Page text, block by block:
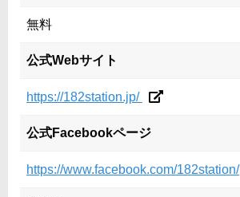
無料
公式Webサイト
https://182station.jp/
公式Facebookページ
https://www.facebook.com/182station/